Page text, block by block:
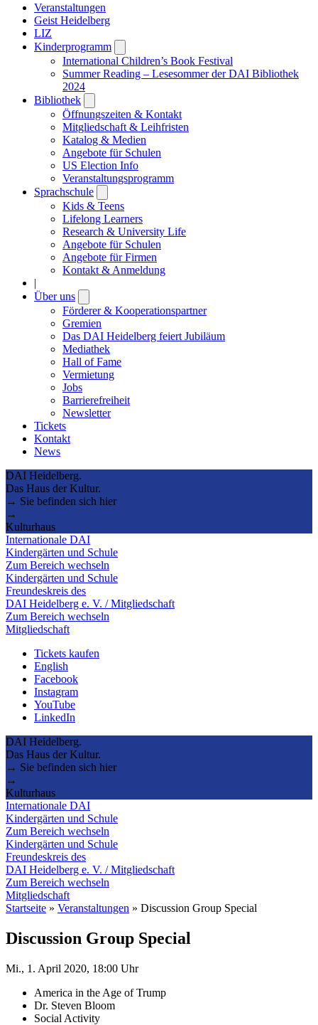
Veranstaltungen
Geist Heidelberg
LIZ
Kinderprogramm
submenu
International Children’s Book Festival
Summer Reading – Lesesommer der DAI Bibliothek
2024
Bibliothek
submenu
Öffnungszeiten & Kontakt
Mitgliedschaft & Leihfristen
Katalog & Medien
Angebote für Schulen
US Election Info
Veranstaltungsprogramm
Sprachschule
submenu
Kids & Teens
Lifelong Learners
Research & University Life
Angebote für Schulen
Angebote für Firmen
Kontakt & Anmeldung
|
Über uns
submenu
Förderer & Kooperationspartner
Gremien
Das DAI Heidelberg feiert Jubiläum
Mediathek
Hall of Fame
Vermietung
Jobs
Barrierefreiheit
Newsletter
Tickets
Kontakt
News
DAI Heidelberg.
Das Haus der Kultur.
→ Sie befinden sich hier
→
Kulturhaus
Internationale DAI
Kindergärten und Schule
Zum Bereich wechseln
Kindergärten und Schule
Freundeskreis des
DAI Heidelberg e. V. / Mitgliedschaft
Zum Bereich wechseln
Mitgliedschaft
Tickets kaufen
English
Facebook
Instagram
YouTube
LinkedIn
DAI Heidelberg.
Das Haus der Kultur.
→ Sie befinden sich hier
→
Kulturhaus
Internationale DAI
Kindergärten und Schule
Zum Bereich wechseln
Kindergärten und Schule
Freundeskreis des
DAI Heidelberg e. V. / Mitgliedschaft
Zum Bereich wechseln
Mitgliedschaft
Startseite » Veranstaltungen » Discussion Group Special
Discussion Group Special
Mi., 1. April 2020, 18:00 Uhr
America in the Age of Trump
Dr. Steven Bloom
Social Activity